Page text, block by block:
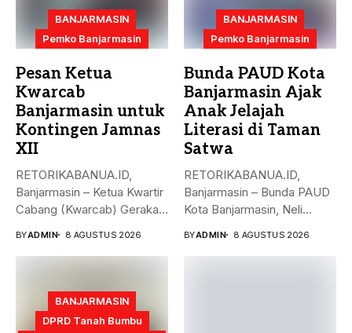
BANJARMASIN
Pemko Banjarmasin
Pesan Ketua
Kwarcab
Banjarmasin untuk
Kontingen Jamnas
XII
RETORIKABANUA.ID,
Banjarmasin – Ketua Kwartir
Cabang (Kwarcab) Gerakan
BYADMIN 8 AGUSTUS 2026
BANJARMASIN
Pemko Banjarmasin
Bunda PAUD Kota
Banjarmasin Ajak
Anak Jelajah
Literasi di Taman
Satwa
RETORIKABANUA.ID,
Banjarmasin – Bunda PAUD
Kota Banjarmasin, Neli
BYADMIN 8 AGUSTUS 2026
BANJARMASIN
DPRD Tanah Bumbu